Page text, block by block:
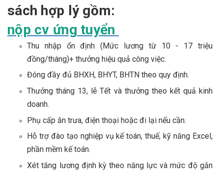
sách hợp lý gồm:
nộp cv ứng tuyển
Thu nhập ổn định (Mức lương từ 10 - 17 triệu
đồng/tháng)+ thưởng hiệu quả công việc.
Đóng đầy đủ BHXH, BHYT, BHTN theo quy định.
Thưởng tháng 13, lễ Tết và thưởng theo kết quả kinh
doanh.
Phụ cấp ăn trưa, điện thoại hoặc đi lại nếu cần.
Hỗ trợ đào tạo nghiệp vụ kế toán, thuế, kỹ năng Excel,
phần mềm kế toán.
Xét tăng lương định kỳ theo năng lực và mức độ gắn